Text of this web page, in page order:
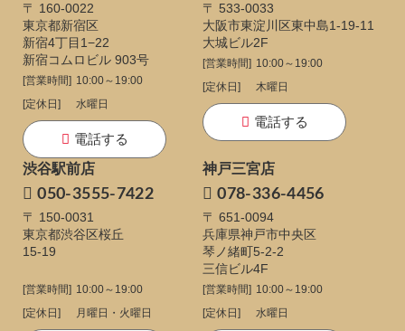
〒 160-0022
東京都新宿区
新宿4丁目1−22
新宿コムロビル 903号
[営業時間] 10:00～19:00
[定休日]
水曜日
電話する
〒 533-0033
大阪市東淀川区東中島1-19-11
大城ビル2F
[営業時間] 10:00～19:00
[定休日]
木曜日
電話する
渋谷駅前店
050-3555-7422
〒 150-0031
東京都渋谷区桜丘
15-19
[営業時間] 10:00～19:00
[定休日]
月曜日・火曜日
神戸三宮店
078-336-4456
〒 651-0094
兵庫県神戸市中央区
琴ノ緒町5-2-2
三信ビル4F
[営業時間] 10:00～19:00
[定休日]
水曜日